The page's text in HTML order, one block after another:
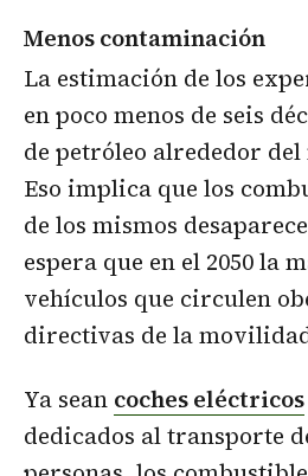
Menos contaminación
La estimación de los
en poco menos de seis
de petróleo alrededor del
Eso implica que los
de los mismos
espera que en el 2050 la
vehículos que circulen
directivas de la
Ya sean coches eléctricos
dedicados al transporte